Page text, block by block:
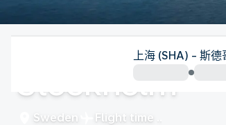
Stockholm
Sweden Flight time
上海 (SHA) - 斯德